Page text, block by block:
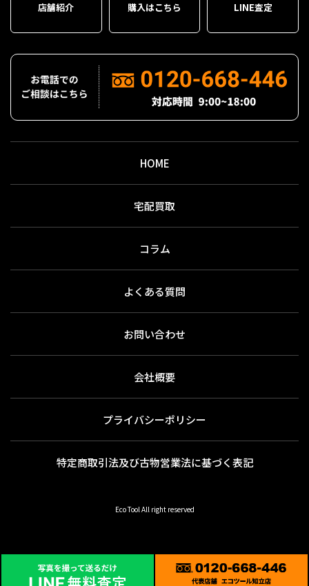
店舗紹介 購入はこちら LINE査定
HOME
宅配買取
コラム
よくある質問
お問い合わせ
会社概要
プライバシーポリシー
特定商取引法及び古物営業法に基づく表記
Eco Tool All right reserved